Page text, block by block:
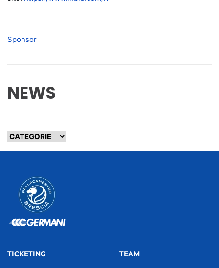
Sponsor
NEWS
TICKETING TEAM